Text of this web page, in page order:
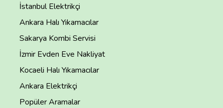
İstanbul Elektrikçi
Ankara Halı Yıkamacılar
Sakarya Kombi Servisi
İzmir Evden Eve Nakliyat
Kocaeli Halı Yıkamacılar
Ankara Elektrikçi
Popüler Aramalar